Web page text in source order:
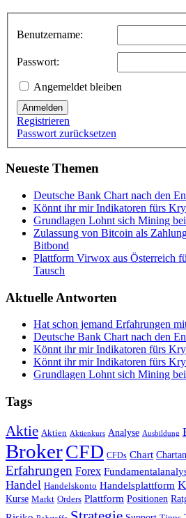
Benutzername:
Passwort:
Angemeldet bleiben
Anmelden
Registrieren
Passwort zurücksetzen
Neueste Themen
Deutsche Bank Chart nach den
Könnt ihr mir Indikatoren fürs
Grundlagen Lohnt sich Mining
Zulassung von Bitcoin als
Bitbond
Plattform Virwox aus Österreich
Tausch
Aktuelle Antworten
Hat schon jemand Erfahrungen
Deutsche Bank Chart nach den
Könnt ihr mir Indikatoren fürs
Könnt ihr mir Indikatoren fürs
Grundlagen Lohnt sich Mining
Tags
Aktie Aktien Aktienkurs Analyse Ausbildung
BrokerCFD CFDs Chart
Erfahrungen Forex
Handel Handelskonto Handelsplattform
Kurse Markt Orders Plattform Positionen